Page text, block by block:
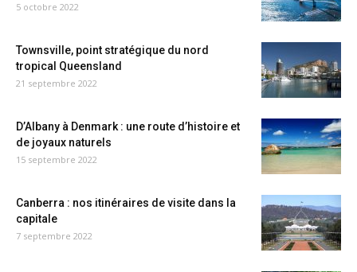
5 octobre 2022
Townsville, point stratégique du nord
tropical Queensland
21 septembre 2022
D’Albany à Denmark : une route d’histoire et
de joyaux naturels
15 septembre 2022
Canberra : nos itinéraires de visite dans la
capitale
7 septembre 2022